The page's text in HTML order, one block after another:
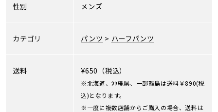
性別 メンズ
カテゴリ パンツ > ハーフパンツ
送料 ¥650（税込）
※北海道、沖縄県、一部離島は送料￥890(税
込)となります。
※一度に複数店舗からご購入の場合、送料は